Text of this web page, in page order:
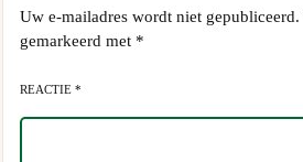
Uw e-mailadres wordt niet gepubliceerd.
gemarkeerd met *
REACTIE *